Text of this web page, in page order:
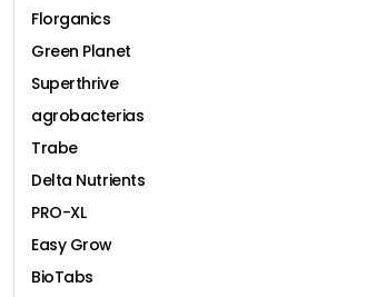
Florganics
Green Planet
Superthrive
agrobacterias
Trabe
Delta Nutrients
PRO-XL
Easy Grow
BioTabs